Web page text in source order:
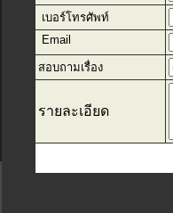
เบอร์โทรศัพท์
Email
สอบถามเรื่อง
รายละเอียด